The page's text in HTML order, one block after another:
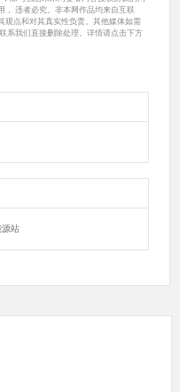
， 违者必究。非本网作品均来自互联
观点和对其真实性负责。其他媒体如需
系我们直接删除处理。详情请点击下方
源站